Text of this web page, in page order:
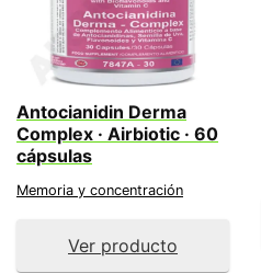
Antocianidin Derma
Complex · Airbiotic · 60
cápsulas
Memoria y concentración
Ver producto